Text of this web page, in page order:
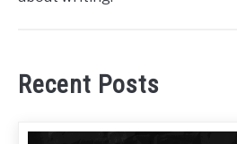
Recent Posts